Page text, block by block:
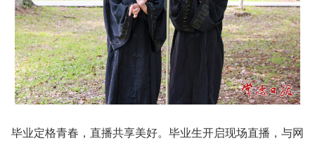
毕业定格青春，直播共享美好。毕业生开启现场直播，与网